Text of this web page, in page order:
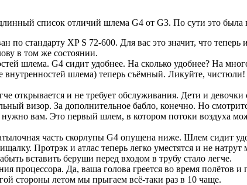
список отличий шлема G4 от G3. По сути это была
по стандарту XP S 72-600. Для вас это значит, что
в том же состоянии.
шлема. G4 сидит удобнее. На сколько удобнее? На
внутренностей шлема) теперь съёмный. Ликуйте,
открывается и не требует обслуживания. Дети и девочки
визор. За дополнительное бабло, конечно. Но
нужно вам. Это первый шлем, в котором потоки воздуха
часть скорлупы G4 опущена ниже. Шлем сидит
Протрэк и атлас теперь легко уместятся и не натрут
вставить беруши перед входом в трубу стало легче.
процессора. Да, ваша голова греется во время
стороны летом мы прыгаем всё-таки раз в 10 чаще.